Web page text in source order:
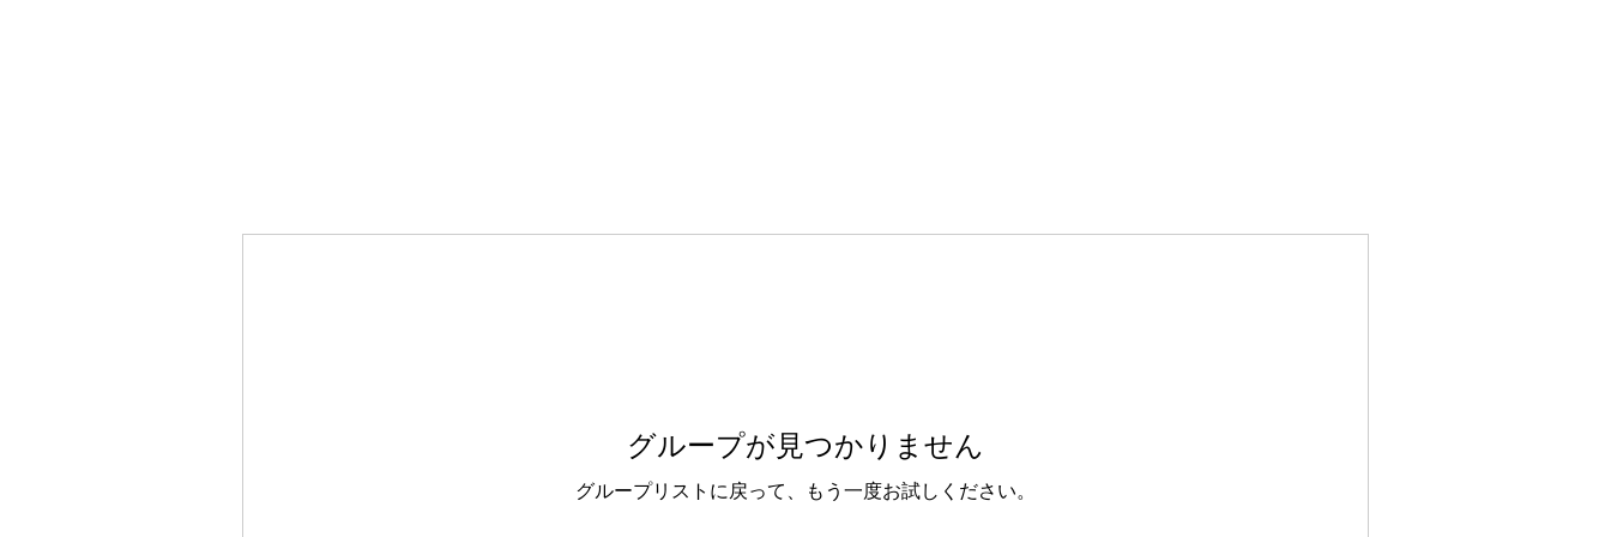
グループが見つかりません
グループリストに戻って、もう一度お試しください。